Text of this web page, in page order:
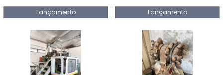
Lançamento Lançamento